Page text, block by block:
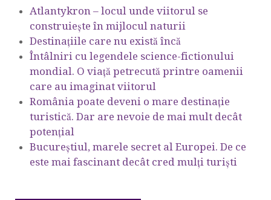
Atlantykron – locul unde viitorul se
construiește în mijlocul naturii
Destinațiile care nu există încă
Întâlniri cu legendele science-fictionului
mondial. O viață petrecută printre oamenii
care au imaginat viitorul
România poate deveni o mare destinație
turistică. Dar are nevoie de mai mult decât
potențial
Bucureștiul, marele secret al Europei. De ce
este mai fascinant decât cred mulți turiști